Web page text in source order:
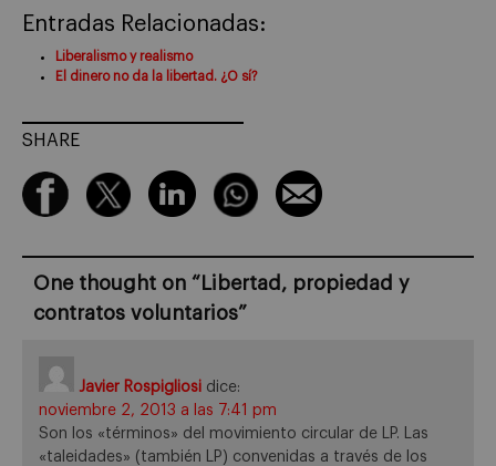
Entradas Relacionadas:
Liberalismo y realismo
El dinero no da la libertad. ¿O sí?
SHARE
One thought on “ Libertad, propiedad y
contratos voluntarios”
Javier Rospigliosi dice:
noviembre 2, 2013 a las 7:41 pm
Son los «términos» del movimiento circular de LP. Las
«taleidades» (también LP) convenidas a través de los